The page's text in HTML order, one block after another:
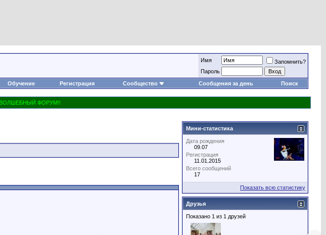
Имя
Запомнить?
Пароль
Обучение Регистрация Сообщество Сообщения за день Поиск
Мини-статистика
Дата рождения
09.07
Регистрация
11.01.2015
Всего сообщений
17
Показать всю статистику
Друзья
Показано 1 из 1 друзей